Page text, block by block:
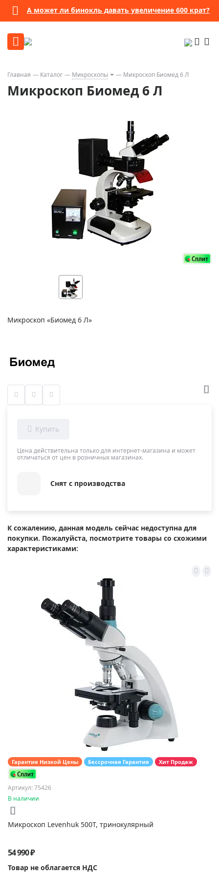
А может ли бинокль давать увеличение 600 крат?
Главная Каталог Микроскопы Микроскоп Биомед 6 Л
Микроскоп Биомед 6 Л
Микроскоп «Биомед 6 Л»
Цена действительна только для интернет-магазина и может
отличаться от цен в розничных магазинах.
Снят с производства
К сожалению, данная модель сейчас недоступна для
покупки. Пожалуйста, посмотрите товары со схожими
характеристиками:
Гарантия Низкой Цены Бессрочная Гарантия Хит Продаж
Артикул: 75426
В наличии
Микроскоп Levenhuk 500T, тринокулярный
54 990 ₽
Товар не облагается НДС